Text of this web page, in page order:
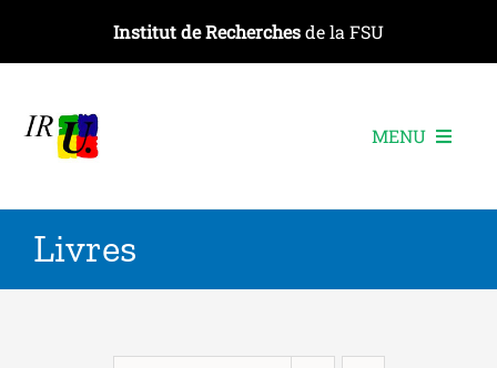
contenu
Institut de Recherchesde la FSU
MENU
Les recherches
Les événements
Livres